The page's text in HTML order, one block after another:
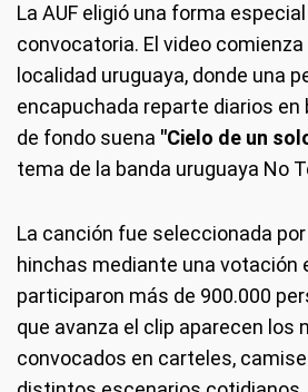
La AUF eligió una forma
convocatoria. El video
localidad uruguaya, donde una
encapuchada reparte diarios
de fondo suena "Cielo de un
tema de la banda uruguaya No
La canción fue seleccionada
hinchas mediante una votación
participaron más de 900.000
que avanza el clip aparecen los
convocados en carteles,